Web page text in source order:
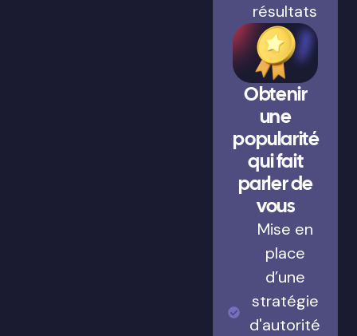
résultats
Obtenir
une
popularité
qui fait
parler de
vous
Mise en
place
d’une
stratégie
d'autorité